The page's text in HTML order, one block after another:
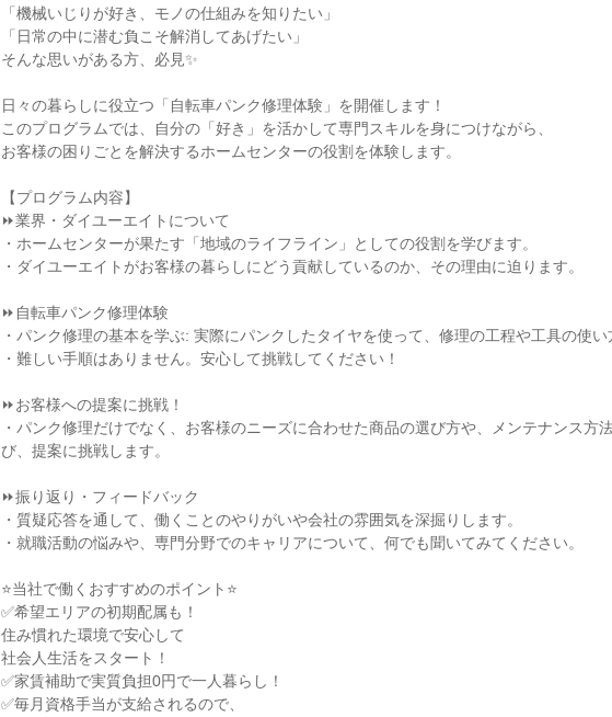
「機械いじりが好き、モノの仕組みを知りたい」
「日常の中に潜む負こそ解消してあげたい」
そんな思いがある方、必見✨
日々の暮らしに役立つ「自転車パンク修理体験」を開催します！
このプログラムでは、自分の「好き」を活かして専門スキルを身につけながら、
お客様の困りごとを解決するホームセンターの役割を体験します。
【プログラム内容】
⏩業界・ダイユーエイトについて
・ホームセンターが果たす「地域のライフライン」としての役割を学びます。
・ダイユーエイトがお客様の暮らしにどう貢献しているのか、その理由に迫ります。
⏩自転車パンク修理体験
・パンク修理の基本を学ぶ: 実際にパンクしたタイヤを使って、修理の工程や工具の使い
・難しい手順はありません。安心して挑戦してください！
⏩お客様への提案に挑戦！
・パンク修理だけでなく、お客様のニーズに合わせた商品の選び方や、メンテナンス方
び、提案に挑戦します。
⏩振り返り・フィードバック
・質疑応答を通して、働くことのやりがいや会社の雰囲気を深掘りします。
・就職活動の悩みや、専門分野でのキャリアについて、何でも聞いてみてください。
⭐当社で働くおすすめのポイント⭐
✅希望エリアの初期配属も！
住み慣れた環境で安心して
社会人生活をスタート！
✅家賃補助で実質負担0円で一人暮らし！
✅毎月資格手当が支給されるので、